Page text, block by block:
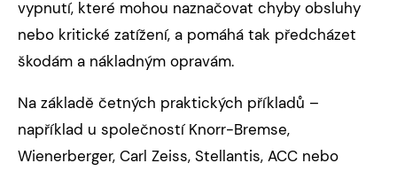
vypnutí, které mohou naznačovat chyby obsluhy
nebo kritické zatížení, a pomáhá tak předcházet
škodám a nákladným opravám.
Na základě četných praktických příkladů –
například u společností Knorr-Bremse,
Wienerberger, Carl Zeiss, Stellantis, ACC nebo